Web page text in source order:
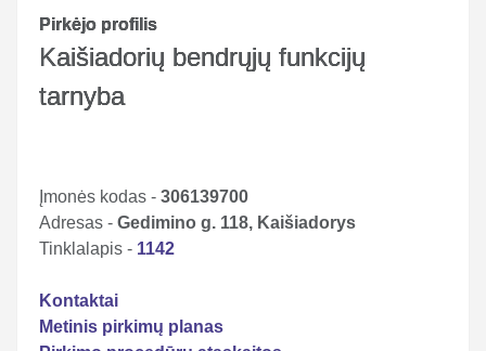
Pirkėjo profilis
Kaišiadorių bendrųjų funkcijų
tarnyba
Įmonės kodas - 306139700
Adresas - Gedimino g. 118, Kaišiadorys
Tinklalapis - 1142
Kontaktai
Metinis pirkimų planas